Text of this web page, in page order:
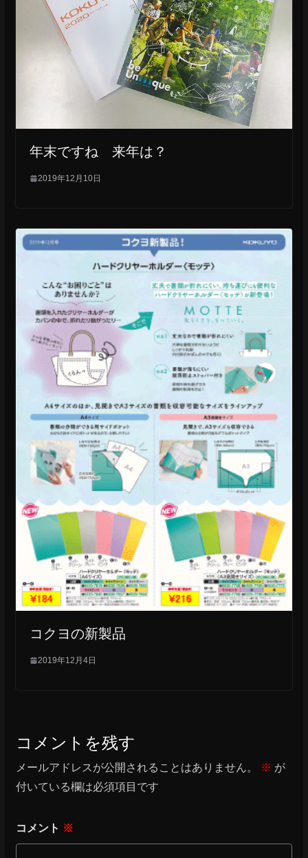
年末ですね 来年は？
2019年12月10日
コクヨの新製品
2019年12月4日
コメントを残す
メールアドレスが公開されることはありません。 ※ が
付いている欄は必須項目です
コメント ※